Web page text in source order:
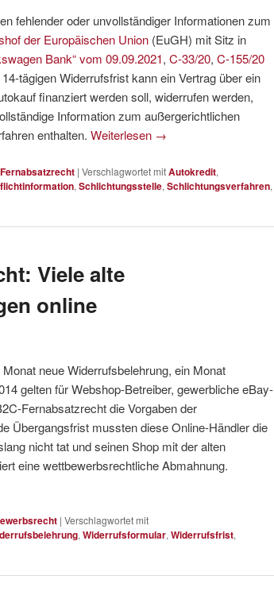
fehlender oder unvollständiger Informationen zum
der Europäischen Union (EuGH) mit Sitz in
Bank“ vom 09.09.2021, C-33/20, C-155/20
tägigen Widerrufsfrist kann ein Vertrag über ein
finanziert werden soll, widerrufen werden,
Information zum außergerichtlichen
enthalten. Weiterlesen →
Fernabsatzrecht | Verschlagwortet mitAutokredit,
, Schlichtungsstelle, Schlichtungsverfahren,
Viele alte
online
neue Widerrufsbelehrung, ein Monat
gelten für Webshop-Betreiber, gewerbliche eBay-
Fernabsatzrecht die Vorgaben der
Übergangsfrist mussten diese Online-Händler die
nicht tat und seinen Shop mit der alten
eine wettbewerbsrechtliche Abmahnung.
| Verschlagwortet mit
, Widerrufsformular, Widerrufsfrist,